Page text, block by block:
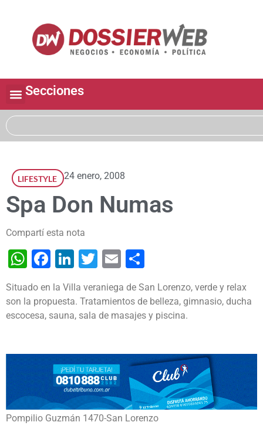
Secciones
LIFESTYLE 24 enero, 2008
Spa Don Numas
Compartí esta nota
WhatsApp
Facebook
LinkedIn
Twitter
Email
Situado en la Villa veraniega de San Lorenzo, verde y relax
son la propuesta. Tratamientos de belleza, gimnasio, ducha
escocesa, sauna, sala de masajes y piscina.
Pompilio Guzmán 1470-San Lorenzo